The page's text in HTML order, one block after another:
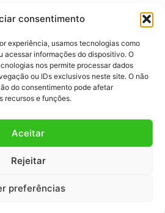
consentimento
experiência, usamos tecnologias como
acessar informações do dispositivo. O
nos permite processar dados
ou IDs exclusivos neste site. O não
do consentimento pode afetar
recursos e funções.
Aceitar
Rejeitar
preferências
Fale com a gente!